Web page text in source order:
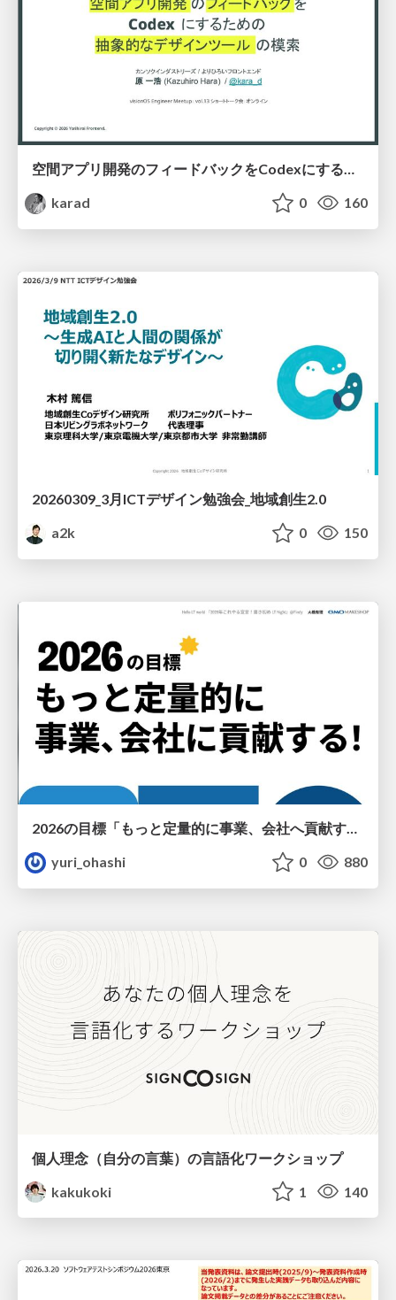
空間アプリ開発のフィードバックをCodexにするための抽象的なデザインツールの模索
karad
0 160
20260309_3月ICTデザイン勉強会_地域創生2.0
a2k
0 150
2026の目標「もっと定量的に事業、会社へ貢献する！」
yuri_ohashi
0 880
個人理念（自分の言葉）の言語化ワークショップ
kakukoki
1 140